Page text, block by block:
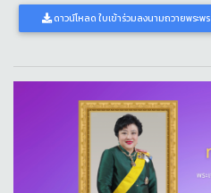
ดาวน์โหลด ใบเข้าร่วมลงนามถวายพระพร